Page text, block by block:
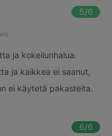
5/6
ja kokeilunhalua.
ja kaikkea ei saanut,
ei käytetä pakasteita.
6/6